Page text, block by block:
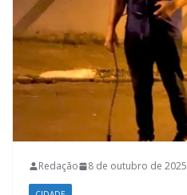
Redação 8 de outubro de 2025